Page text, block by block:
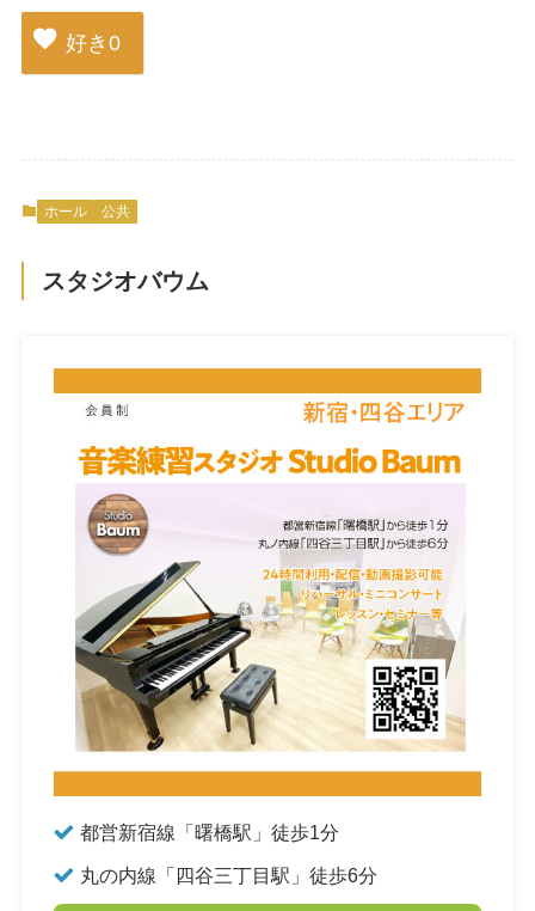
好き 0
ホール 公共
スタジオバウム
都営新宿線「曙橋駅」徒歩1分
丸の内線「四谷三丁目駅」徒歩6分